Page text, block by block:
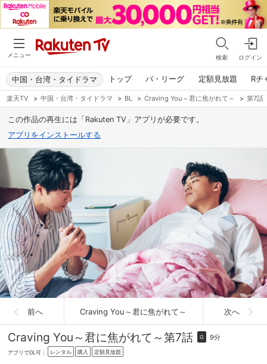
メニュー 検索 ログイン
トップ パ・リーグ 定額見放題 Rチ
中国・台湾・タイドラマ
楽天TV > 中国・台湾・タイドラマ > BL > Craving You～君に焦がれて～ > 第7話
この作品の再生には「Rakuten TV」アプリが必要です。
アプリをインストールする
前へ Craving You～君に焦がれて～ 次へ
Craving You～君に焦がれて～第7話 G 9分
アプリでDL可： レンタル 購入 定額見放題